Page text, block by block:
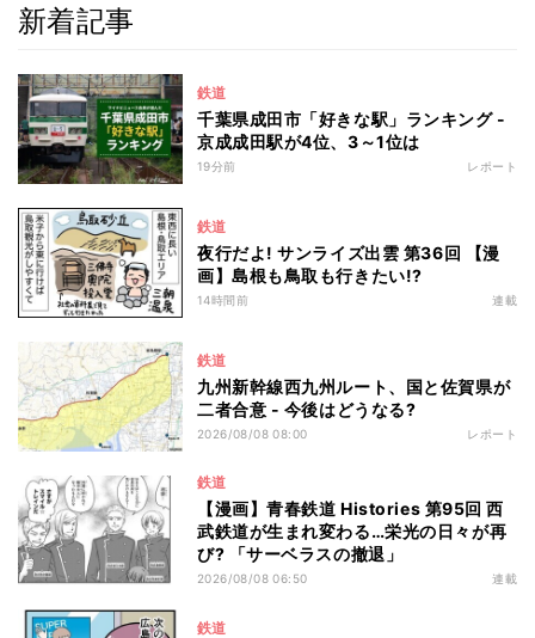
新着記事
鉄道
千葉県成田市「好きな駅」ランキング -
京成成田駅が4位、3～1位は
19分前 レポート
鉄道
夜行だよ! サンライズ出雲 第36回 【漫
画】島根も鳥取も行きたい!?
14時間前 連載
鉄道
九州新幹線西九州ルート、国と佐賀県が
二者合意 - 今後はどうなる?
2026/08/08 08:00 レポート
鉄道
【漫画】青春鉄道 Histories 第95回 西
武鉄道が生まれ変わる…栄光の日々が再
び? 「サーベラスの撤退」
2026/08/08 06:50 連載
鉄道